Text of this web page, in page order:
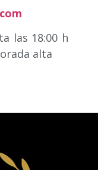
las 18:00 h
alta